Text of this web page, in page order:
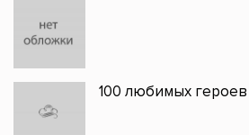
100 любимых